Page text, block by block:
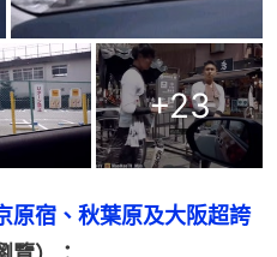
+23
原宿、秋葉原及大阪超誇